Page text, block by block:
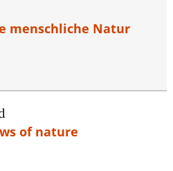
menschliche Natur
of nature